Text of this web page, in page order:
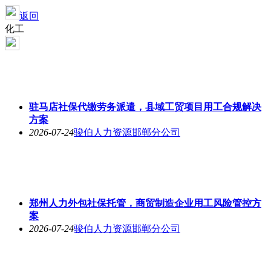
返回
化工
驻马店社保代缴劳务派遣，县域工贸项目用工合规解决
方案
2026-07-24骏伯人力资源邯郸分公司
郑州人力外包社保托管，商贸制造企业用工风险管控方
案
2026-07-24骏伯人力资源邯郸分公司